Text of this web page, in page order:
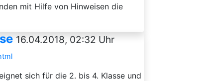
mit Hilfe von Hinweisen die
16.04.2018, 02:32 Uhr
sich für die 2. bis 4. Klasse und